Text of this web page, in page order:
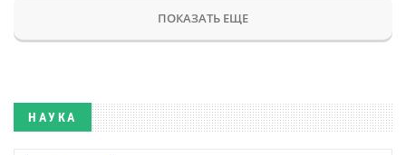
ПОКАЗАТЬ ЕЩЕ
НАУКА